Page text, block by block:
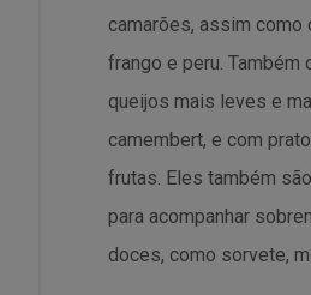
camarões, assim como
frango e peru. Também
queijos mais leves e
camembert, e com
frutas. Eles também
para acompanhar
doces, como sorvete,